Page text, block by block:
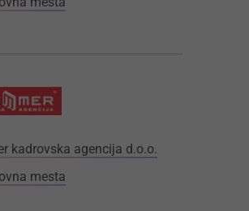
kadrovska agencija d.o.o.
mesta